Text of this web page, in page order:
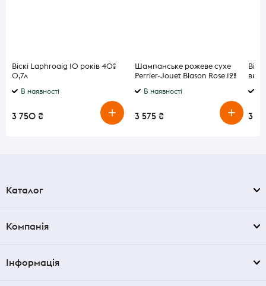
Віскі Laphroaig 10 років 40%
0,7л
В наявності
3 750 ₴
Шампанське рожеве сухе
Perrier-Jouet Blason Rose 12%
В наявності
3 575 ₴ 3
Каталог
Компанія
Інформація